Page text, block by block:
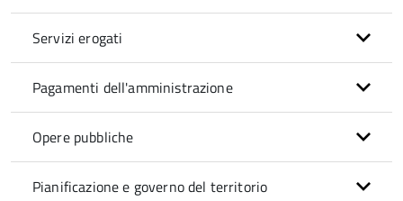
Servizi erogati
Pagamenti dell'amministrazione
Opere pubbliche
Pianificazione e governo del territorio